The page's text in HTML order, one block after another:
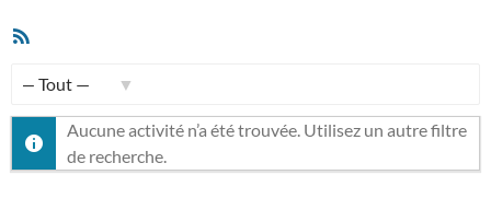
par
activité:
Aucune activité n’a été trouvée. Utilisez un autre filtre
de recherche.